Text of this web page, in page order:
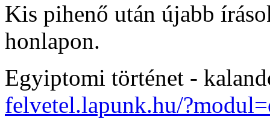
Kis pihenő után újabb
honlapon.
Egyiptomi történet -
felvetel.lapunk.hu/